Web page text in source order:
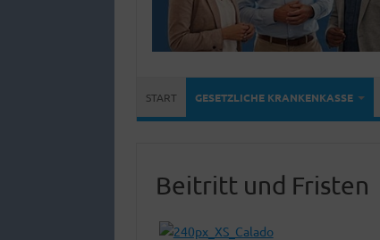
START GESETZLICHE KRANKENKASSE
Beitritt und Fristen